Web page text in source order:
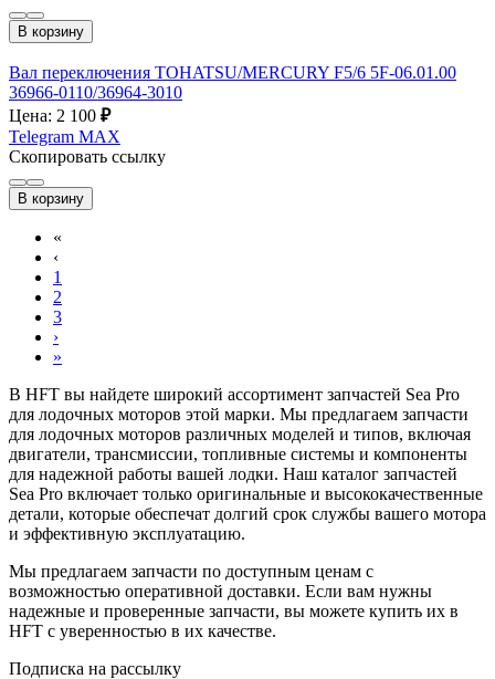
В корзину
Вал переключения TOHATSU/MERCURY F5/6 5F-06.01.00
36966-0110/36964-3010
Цена: 2 100 ₽
Telegram MAX
Скопировать ссылку
В корзину
«
‹
1
2
3
›
»
В HFT вы найдете широкий ассортимент запчастей Sea Pro
для лодочных моторов этой марки. Мы предлагаем запчасти
для лодочных моторов различных моделей и типов, включая
двигатели, трансмиссии, топливные системы и компоненты
для надежной работы вашей лодки. Наш каталог запчастей
Sea Pro включает только оригинальные и высококачественные
детали, которые обеспечат долгий срок службы вашего мотора
и эффективную эксплуатацию.
Мы предлагаем запчасти по доступным ценам с
возможностью оперативной доставки. Если вам нужны
надежные и проверенные запчасти, вы можете купить их в
HFT с уверенностью в их качестве.
Подписка на рассылку